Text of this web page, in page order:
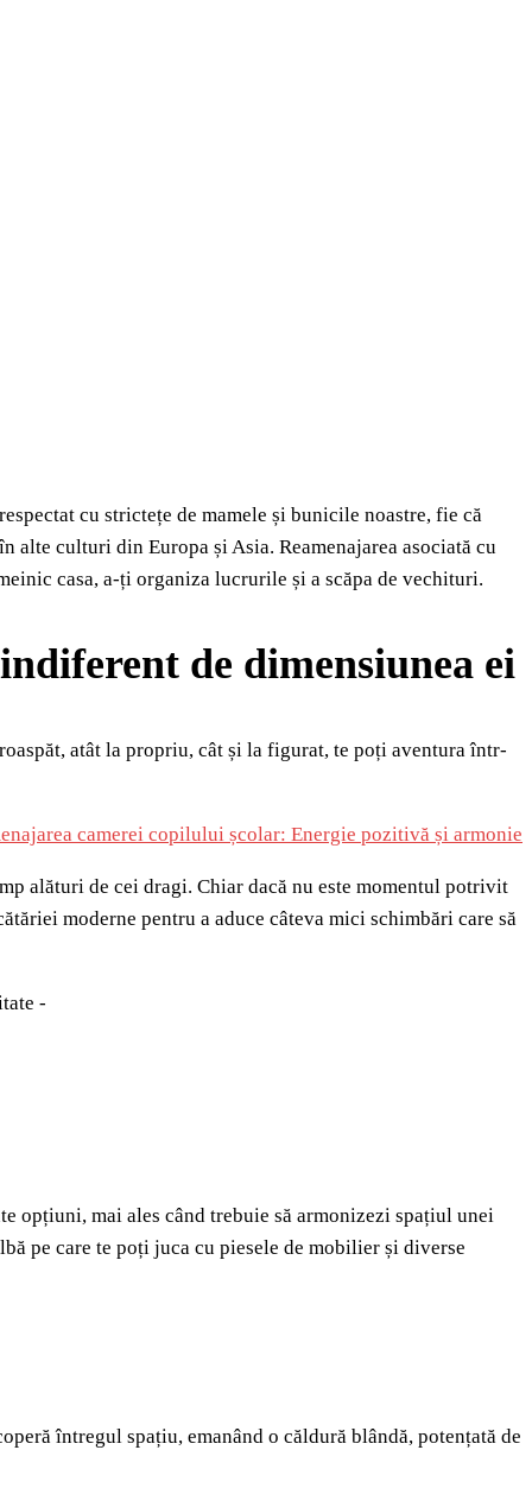
cu strictețe de mamele și bunicile noastre, fie că
alte culturi din Europa și Asia. Reamenajarea asociată cu
casa, a-ți organiza lucrurile și a scăpa de vechituri.
de dimensiunea ei
atât la propriu, cât și la figurat, te poți aventura într-
camerei copilului școlar: Energie pozitivă și armonie
alături de cei dragi. Chiar dacă nu este momentul potrivit
moderne pentru a aduce câteva mici schimbări care să
-
opțiuni, mai ales când trebuie să armonizezi spațiul unei
pe care te poți juca cu piesele de mobilier și diverse
întregul spațiu, emanând o căldură blândă, potențată de